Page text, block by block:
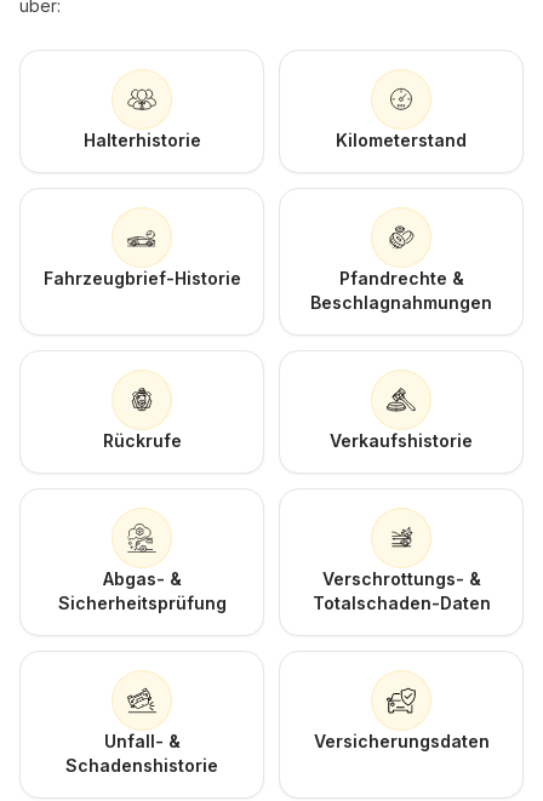
über:
Halterhistorie Kilometerstand
Fahrzeugbrief-Historie
Pfandrechte &
Beschlagnahmungen
Rückrufe Verkaufshistorie
Abgas- &
Sicherheitsprüfung
Verschrottungs- &
Totalschaden-Daten
Unfall- &
Schadenshistorie
Versicherungsdaten